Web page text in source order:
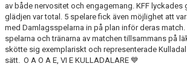
av både nervositet och engagemang. KFF lyckades
glädjen var total. 5 spelare fick även möjlighet att
med Damlagsspelarna in på plan inför deras match.
spelarna och tränarna av matchen tillsammans på
skötte sig exemplariskt och representerade
sätt. O A O A E, VI E KULLADALARE 💙